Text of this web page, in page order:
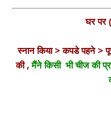
घर पर
स्नान किया > कपडे पहने >
की ,मैंने किसी भी चीज की